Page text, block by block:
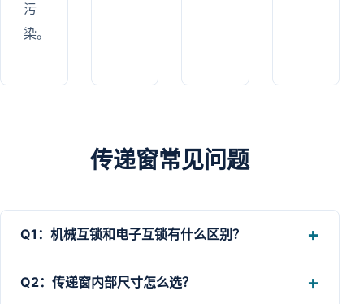
污
染。
传递窗常见问题
Q1：机械互锁和电子互锁有什么区别？
Q2：传递窗内部尺寸怎么选？